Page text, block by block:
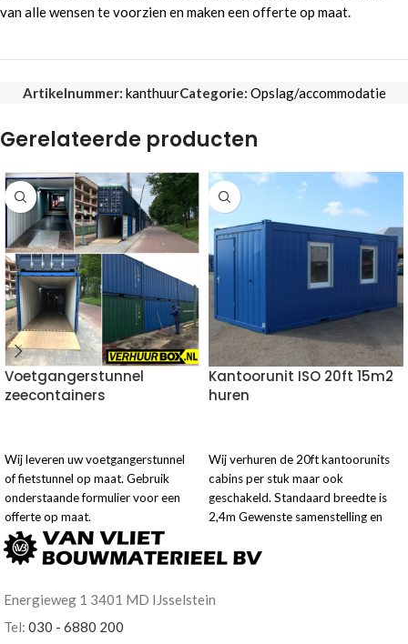
van alle wensen te voorzien en maken een offerte op maat.
Artikelnummer: kanthuurCategorie: Opslag/accommodatie
Gerelateerde producten
Voetgangerstunnel
zeecontainers
Wij leveren uw voetgangerstunnel
of fietstunnel op maat. Gebruik
onderstaande formulier voor een
offerte op maat.
Kantoorunit ISO 20ft 15m2
huren
Wij verhuren de 20ft kantoorunits
cabins per stuk maar ook
geschakeld. Standaard breedte is
2,4m Gewenste samenstelling en
configureren.
Energieweg 1 3401 MD IJsselstein
Tel: 030 - 6880 200